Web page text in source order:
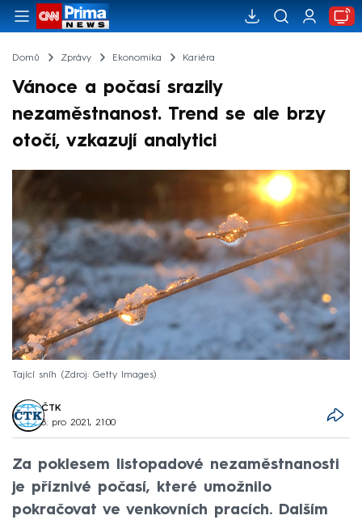
Domů Zprávy Ekonomika Kariéra
Vánoce a počasí srazily
nezaměstnanost. Trend se ale brzy
otočí, vzkazují analytici
Tající sníh Zdroj: Getty Images
ČTK
8. pro 2021, 21:00
Za poklesem listopadové nezaměstnanosti
je příznivé počasí, které umožnilo
pokračovat ve venkovních pracích. Dalším